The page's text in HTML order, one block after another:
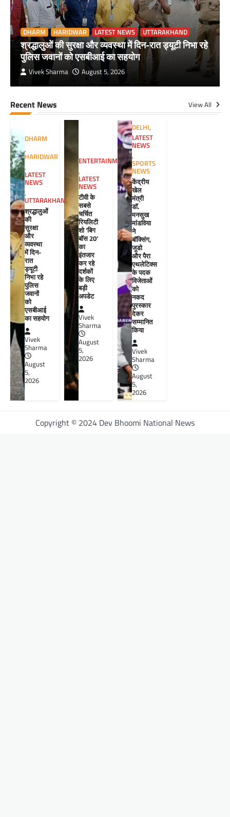
DHARM HARIDWAR LATEST NEWS UTTARAKHAND
श्रद्धालुओं की सुरक्षा और व्यवस्था में दिन-रात ड्यूटी निभा रहे
पुलिस जवानों को एसबीआई का सहयोग
Vivek Sharma August 5, 2026
Recent News View All
DHARM
,
HARIDWAR
,
LATEST
NEWS
,
UTTARAKHAND
श्रद्धालुओं
की
सुरक्षा
और
व्यवस्था
में दिन-
रात
ड्यूटी
निभा रहे
पुलिस
जवानों
को
एसबीआई
का सहयोग
Vivek
Sharma
August
5,
2026
ENTERTAINMENT
,
LATEST
NEWS
टीवी के
सबसे
चर्चित
रियलिटी
शो ‘बिग
बॉस 20’
का
इंतजार
कर रहे
दर्शकों
के लिए
बड़ी
अपडेट
Vivek
Sharma
August
5,
2026
DELHI,
LATEST
NEWS
,
SPORTS
NEWS
केंद्रीय
खेल
मंत्री
डॉ.
मनसुख
मांडविया
ने
बॉक्सिंग,
जूडो
और पैरा
एथलेटिक्स
के पदक
विजेताओं
को
नकद
पुरस्कार
देकर
सम्मानित
किया
Vivek
Sharma
August
5,
2026
Copyright © 2024 Dev Bhoomi National News